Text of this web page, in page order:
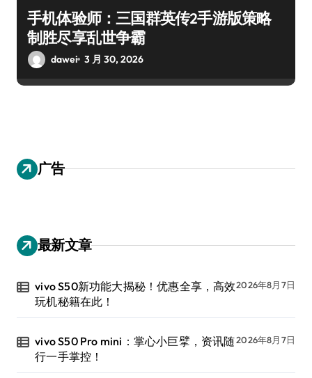
手机体验师：三国群英传2手游版策略
制胜尽享乱世争霸
dawei 3 月 30, 2026
广告
最新文章
vivo S50新功能大揭秘！优惠全享，高效
玩机秘籍在此！
2026年8月7日
vivo S50 Pro mini：掌心小巨擘，资讯随
行一手掌控！
2026年8月7日